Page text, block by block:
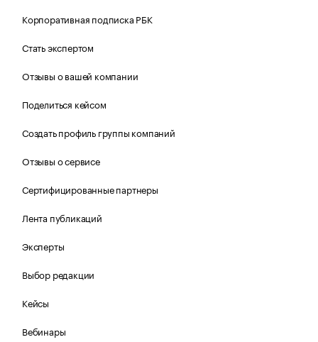
Корпоративная подписка РБК
Стать экспертом
Отзывы о вашей компании
Поделиться кейсом
Создать профиль группы компаний
Отзывы о сервисе
Сертифицированные партнеры
Лента публикаций
Эксперты
Выбор редакции
Кейсы
Вебинары